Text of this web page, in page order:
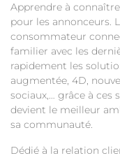
Apprendre à
pour les annonceurs.
consommateur
familier avec les
rapidement les
augmentée, 4D,
sociaux,… grâce à
devient le meilleur
sa communauté.
Dédié à la relation